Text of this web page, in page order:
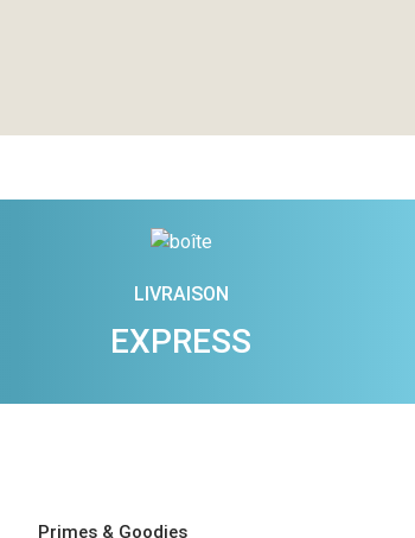
LIVRAISON
EXPRESS
Primes & Goodies